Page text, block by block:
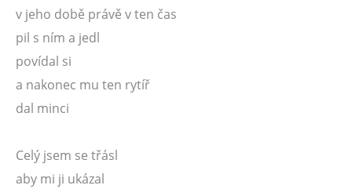
v jeho době právě v ten čas
pil s ním a jedl
povídal si
a nakonec mu ten rytíř
dal minci
Celý jsem se třásl
aby mi ji ukázal